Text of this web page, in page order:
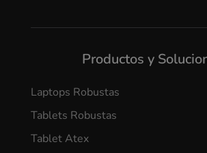
Productos y
Laptops Robustas
Tablets Robustas
Tablet Atex